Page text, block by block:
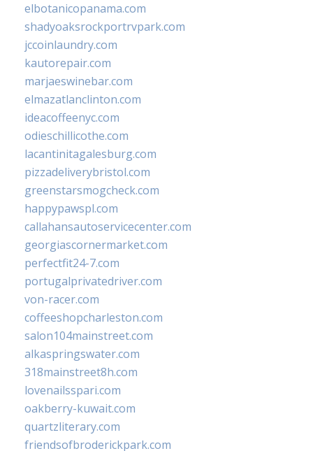
elbotanicopanama.com
shadyoaksrockportrvpark.com
jccoinlaundry.com
kautorepair.com
marjaeswinebar.com
elmazatlanclinton.com
ideacoffeenyc.com
odieschillicothe.com
lacantinitagalesburg.com
pizzadeliverybristol.com
greenstarsmogcheck.com
happypawspl.com
callahansautoservicecenter.com
georgiascornermarket.com
perfectfit24-7.com
portugalprivatedriver.com
von-racer.com
coffeeshopcharleston.com
salon104mainstreet.com
alkaspringswater.com
318mainstreet8h.com
lovenailsspari.com
oakberry-kuwait.com
quartzliterary.com
friendsofbroderickpark.com